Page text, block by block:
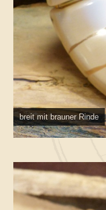
breit mit brauner Rinde